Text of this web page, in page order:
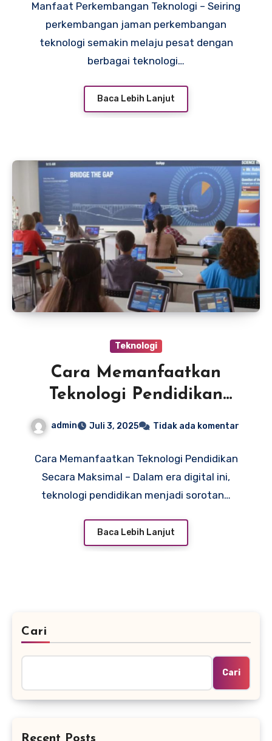
Manfaat Perkembangan Teknologi – Seiring
perkembangan jaman perkembangan
teknologi semakin melaju pesat dengan
berbagai teknologi…
Baca Lebih Lanjut
Teknologi
Cara Memanfaatkan
Teknologi Pendidikan
admin Juli 3, 2025 Tidak ada komentar
Cara Memanfaatkan Teknologi Pendidikan
Secara Maksimal – Dalam era digital ini,
teknologi pendidikan menjadi sorotan…
Baca Lebih Lanjut
Cari
Cari